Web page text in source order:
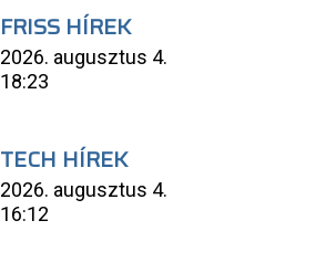
FRISS HÍREK
2026. augusztus 4.
18:23
TECH HÍREK
2026. augusztus 4.
16:12